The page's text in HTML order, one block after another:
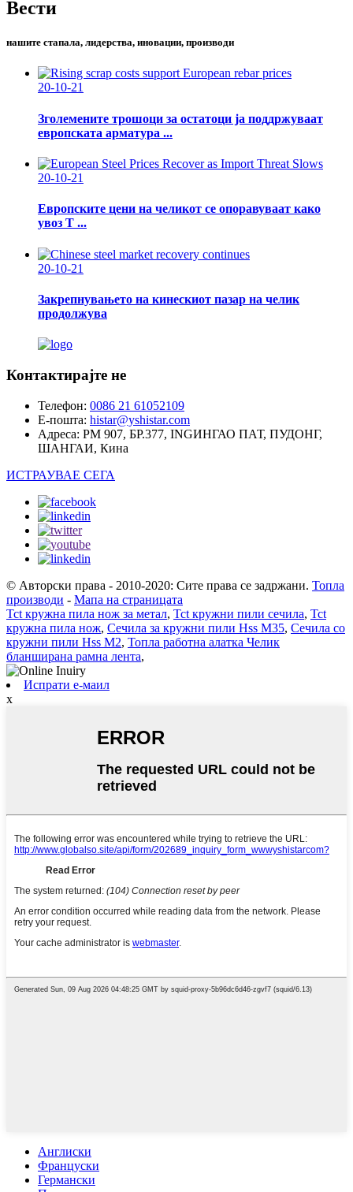
Вести
нашите стапала, лидерства, иновации, производи
20-10-21
Зголемените трошоци за остатоци ја поддржуваат
европската арматура ...
20-10-21
Европските цени на челикот се опоравуваат како
увоз Т ...
20-10-21
Закрепнувањето на кинескиот пазар на челик
продолжува
Контактирајте не
Телефон: 0086 21 61052109
Е-пошта: histar@yshistar.com
Адреса: РМ 907, БР.377, INGИНГАО ПАТ, ПУДОНГ,
ШАНГАИ, Кина
ИСТРАУВАЕ СЕГА
© Авторски права - 2010-2020: Сите права се задржани. Топла
производи - Мапа на страницата
Tct кружна пила нож за метал, Tct кружни пили сечила, Tct
кружна пила нож, Сечила за кружни пили Hss M35, Сечила со
кружни пили Hss M2, Топла работна алатка Челик
бланширана рамна лента,
Испрати е-маил
x
Англиски
Француски
Германски